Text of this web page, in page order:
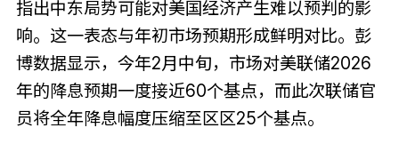
指出中东局势可能对美国经济产生难以预判的影
响。这一表态与年初市场预期形成鲜明对比。彭
博数据显示，今年2月中旬，市场对美联储2026
年的降息预期一度接近60个基点，而此次联储官
员将全年降息幅度压缩至区区25个基点。